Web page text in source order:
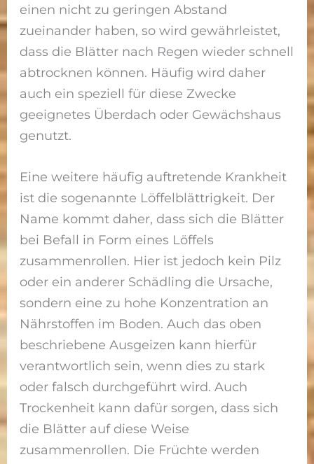
einen nicht zu geringen Abstand
zueinander haben, so wird gewährleistet,
dass die Blätter nach Regen wieder schnell
abtrocknen können. Häufig wird daher
auch ein speziell für diese Zwecke
geeignetes Überdach oder Gewächshaus
genutzt.
Eine weitere häufig auftretende Krankheit
ist die sogenannte Löffelblättrigkeit. Der
Name kommt daher, dass sich die Blätter
bei Befall in Form eines Löffels
zusammenrollen. Hier ist jedoch kein Pilz
oder ein anderer Schädling die Ursache,
sondern eine zu hohe Konzentration an
Nährstoffen im Boden. Auch das oben
beschriebene Ausgeizen kann hierfür
verantwortlich sein, wenn dies zu stark
oder falsch durchgeführt wird. Auch
Trockenheit kann dafür sorgen, dass sich
die Blätter auf diese Weise
zusammenrollen. Die Früchte werden